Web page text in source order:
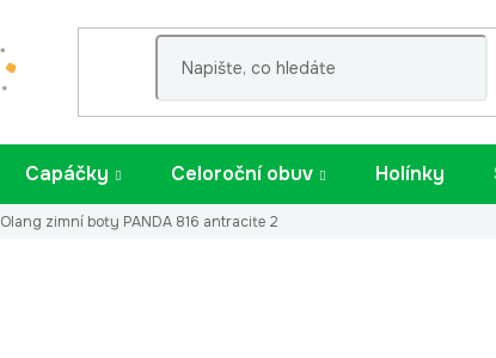
Capáčky Celoroční obuv Holínky
Olang zimní boty PANDA 816 antracite 2